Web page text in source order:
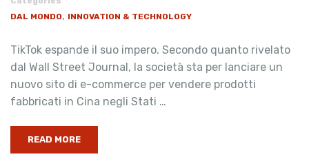
DAL MONDO, INNOVATION & TECHNOLOGY
TikTok espande il suo impero. Secondo quanto rivelato
dal Wall Street Journal, la società sta per lanciare un
nuovo sito di e-commerce per vendere prodotti
fabbricati in Cina negli Stati …
READ MORE